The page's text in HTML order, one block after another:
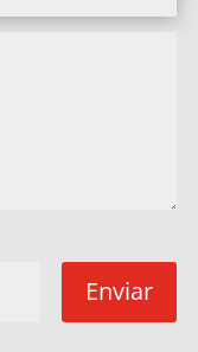
Enviar